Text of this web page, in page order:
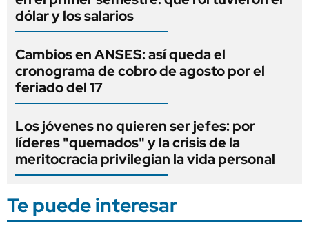
dólar y los salarios
Cambios en ANSES: así queda el
cronograma de cobro de agosto por el
feriado del 17
Los jóvenes no quieren ser jefes: por
líderes "quemados" y la crisis de la
meritocracia privilegian la vida personal
Te puede interesar